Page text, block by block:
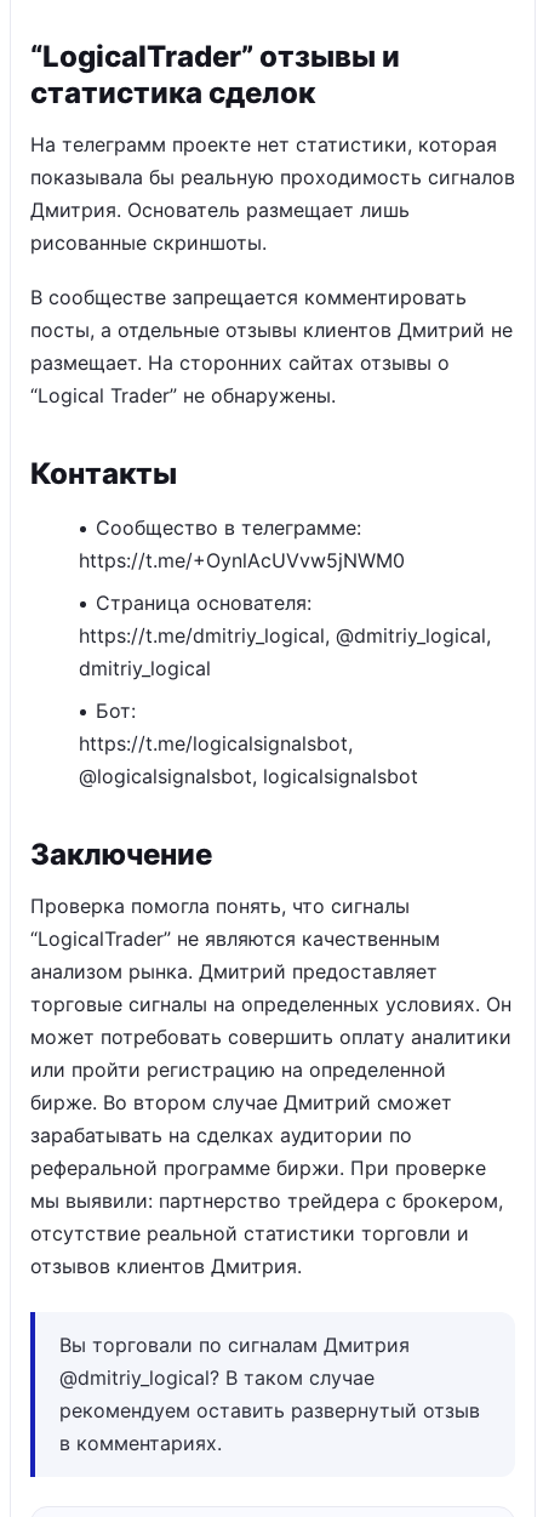
“LogicalTrader” отзывы и
статистика сделок
На телеграмм проекте нет статистики, которая
показывала бы реальную проходимость сигналов
Дмитрия. Основатель размещает лишь
рисованные скриншоты.
В сообществе запрещается комментировать
посты, а отдельные отзывы клиентов Дмитрий не
размещает. На сторонних сайтах отзывы о
“Logical Trader” не обнаружены.
Контакты
Сообщество в телеграмме:
https://t.me/+OynlAcUVvw5jNWM0
Страница основателя:
https://t.me/dmitriy_logical, @dmitriy_logical,
dmitriy_logical
Бот:
https://t.me/logicalsignalsbot,
@logicalsignalsbot, logicalsignalsbot
Заключение
Проверка помогла понять, что сигналы
“LogicalTrader” не являются качественным
анализом рынка. Дмитрий предоставляет
торговые сигналы на определенных условиях. Он
может потребовать совершить оплату аналитики
или пройти регистрацию на определенной
бирже. Во втором случае Дмитрий сможет
зарабатывать на сделках аудитории по
реферальной программе биржи. При проверке
мы выявили: партнерство трейдера с брокером,
отсутствие реальной статистики торговли и
отзывов клиентов Дмитрия.
Вы торговали по сигналам Дмитрия
@dmitriy_logical? В таком случае
рекомендуем оставить развернутый отзыв
в комментариях.